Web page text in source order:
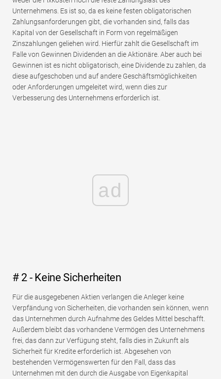
Unternehmens. Es ist so, da es keine festen obligatorischen
Zahlungsanforderungen gibt, die vorhanden sind, falls das
Kapital von der Gesellschaft in Form von regelmäßigen
Zinszahlungen geliehen wird. Hierfür zahlt die Gesellschaft im
Falle von Gewinnen Dividenden an die Aktionäre. Aber auch bei
Gewinnen ist es nicht obligatorisch, eine Dividende zu zahlen, da
diese aufgeschoben und auf andere Geschäftsmöglichkeiten
oder Anforderungen umgeleitet wird, wenn dies zur
Verbesserung des Unternehmens erforderlich ist.
ad
# 2 - Keine Sicherheiten
Für die ausgegebenen Aktien verlangen die Anleger keine
Verpfändung von Sicherheiten, die vorhanden sein können, wenn
das Unternehmen durch Aufnahme des Geldes Mittel beschafft.
Außerdem bleibt das vorhandene Vermögen des Unternehmens
frei, das dann zur Verfügung steht, falls dies in Zukunft als
Sicherheit für Kredite erforderlich ist. Abgesehen von
bestehenden Vermögenswerten für den Fall, dass das
Unternehmen mit den durch die Ausgabe von Eigenkapital